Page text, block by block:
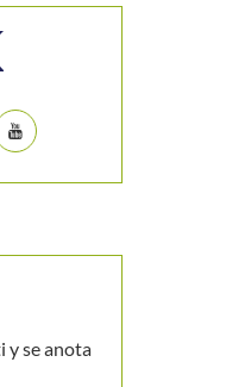
y se anota